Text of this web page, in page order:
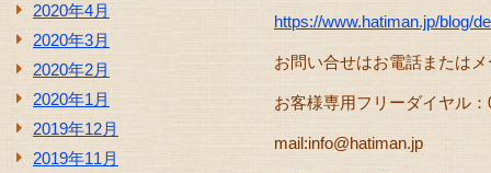
2020年4月
2020年3月
2020年2月
2020年1月
2019年12月
2019年11月
https://www.hatiman.jp/blog/
お問い合せはお電話または
お客様専用フリーダイヤル：
mail:info@hatiman.jp